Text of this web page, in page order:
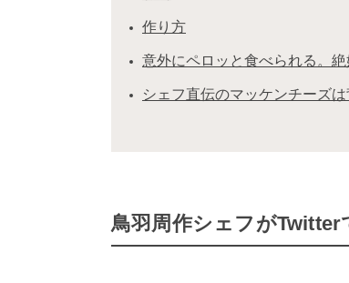
作り方
意外にペロッと食べられる。
シェフ直伝のマッケンチーズ
鳥羽周作シェフが